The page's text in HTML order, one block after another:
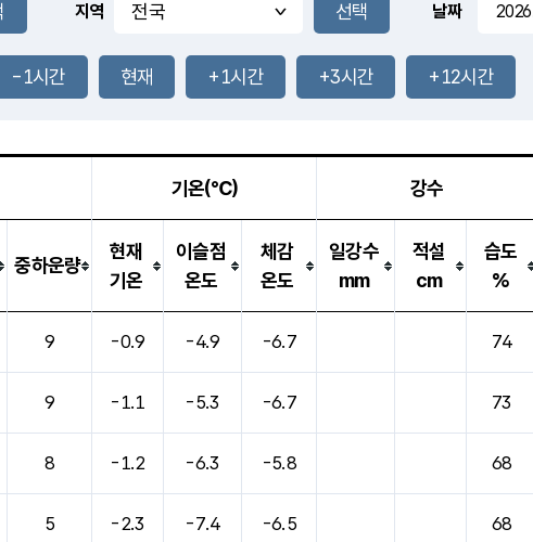
-mm
-mm
31.0
℃
31.6℃
2.0m/s
-mm
-mm
지역 날짜
-1시간 현재 +1시간 +3시간 +12시간
기온(℃) 강수
중하운량
현재
기온
이슬점
온도
체감
온도
일강수
mm
적설
cm
습도
%
9 -0.9 -4.9 -6.7 74
9 -1.1 -5.3 -6.7 73
8 -1.2 -6.3 -5.8 68
5 -2.3 -7.4 -6.5 68